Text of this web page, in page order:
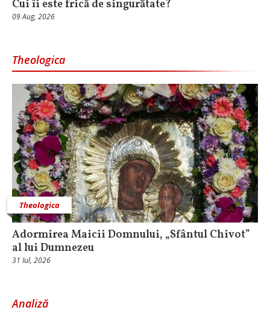
Cui îi este frică de singurătate?
09 Aug, 2026
Theologica
Theologica
Adormirea Maicii Domnului, „Sfântul Chivot”
al lui Dumnezeu
31 Iul, 2026
Analiză